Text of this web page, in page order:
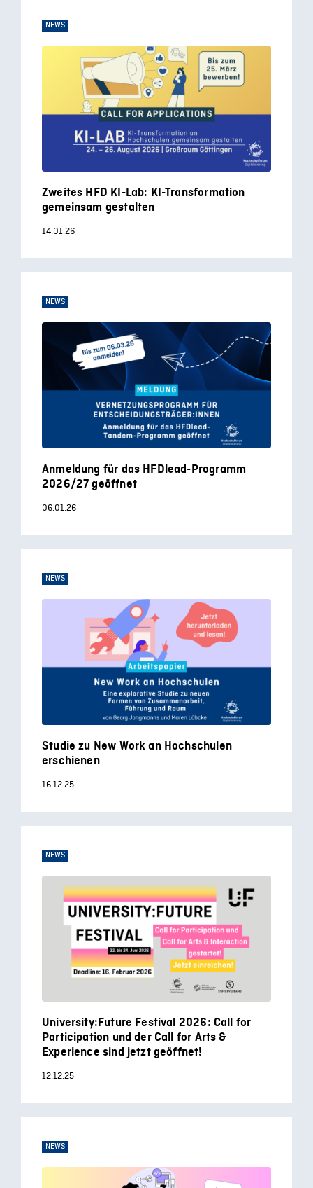
NEWS
Zweites HFD KI-Lab: KI-Transformation
gemeinsam gestalten
14.01.26
NEWS
Anmeldung für das HFDlead-Programm
2026/27 geöffnet
06.01.26
NEWS
Studie zu New Work an Hochschulen
erschienen
16.12.25
NEWS
University:Future Festival 2026: Call for
Participation und der Call for Arts &
Experience sind jetzt geöffnet!
12.12.25
NEWS